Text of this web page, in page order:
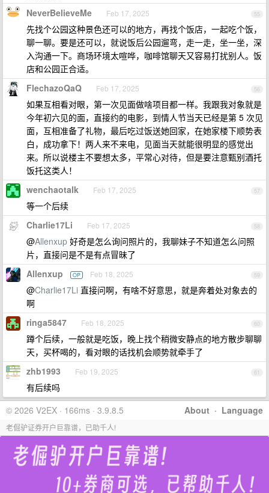
55
NeverBelieveMe Feb 17, 2025
先找个公园这种景色还可以的地方，再找个饭店，一起吃个饭，
聊一聊。要是还可以，就说饭后公园遛弯，走一走，坐一坐，深
入沟通一下。商场环境太喧哗，咖啡馆聊天又容易打扰别人。饭
店和公园正合适。
56
FlechazoQaQ Feb 17, 2025
如果互相看对眼，第一次见面做啥项目都一样。我跟我对象就是
今年初六见的面，直接约的电影，到情人节当天已经是第 5 次见
面，互相准备了礼物，最后吃过饭送她回家，在她家楼下顺势表
白，成功拿下！两人来不来电，见面当天就能很明显的感觉出
来。所以说楼主不要想太多，平常心对待，但是要注意甄别酒托
饭托这类人！
57
wenchaotalk Feb 17, 2025
等一个后续
58
Charlie17Li Feb 17, 2025
@Allenxup 好奇是怎么询问照片的，我聊妹子不知道怎么问照
片，直接问是不是有点冒昧了
59
Allenxup OP Feb 18, 2025
@Charlie17Li 直接问啊，有啥不好意思，就是奔着处对象去的
啊
60
ringa5847 Feb 18, 2025
蹲个后续，一般就是吃饭，晚上找个稍微安静点的地方散步聊聊
天，买杯喝的，看对眼的话找机会顺势就牵手了
61
zhb1993 Feb 19, 2025
有后续吗
About · Language
© 2026 V2EX · 166ms · 3.9.8.5
老倔驴证券开户巨靠谱，已助千人!